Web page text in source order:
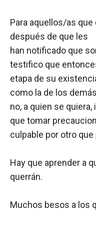
Para aquellos/as
después de que les
han notificado que
testifico que
etapa de su
como la de los
no, a quien se
que tomar
culpable por otro
Hay que aprender a
querrán.
Muchos besos a los